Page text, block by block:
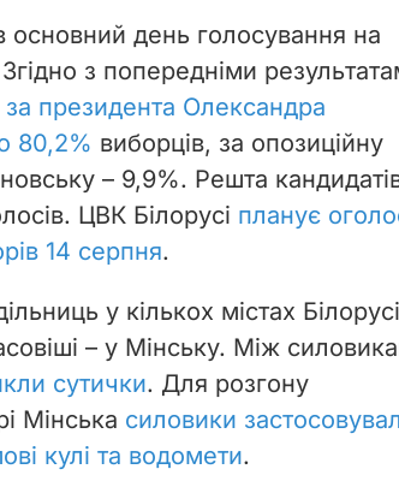
основний день голосування на
з попередніми
за президента Олександра
80,2% виборців, за опозиційну
– 9,9%. Решта
ЦВК Білорусі планує
14 серпня.
у кількох містах Білорусі
– у Мінську. Між
сутички. Для розгону
Мінська силовики
кулі та водомети.